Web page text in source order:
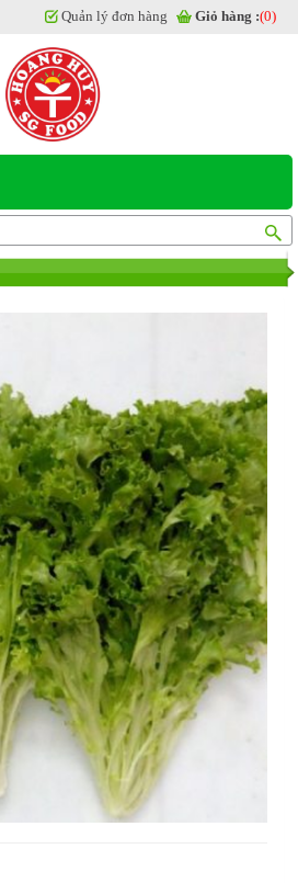
Quản lý đơn hàng Giỏ hàng :(0)